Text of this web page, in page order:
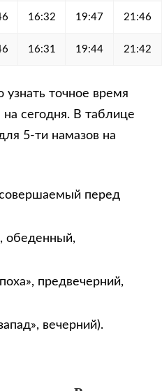
16:32 19:47 21:46
16:31 19:44 21:42
точное время
сегодня. В таблице
5-ти намазов на
перед
обеденный,
предвечерний,
вечерний).